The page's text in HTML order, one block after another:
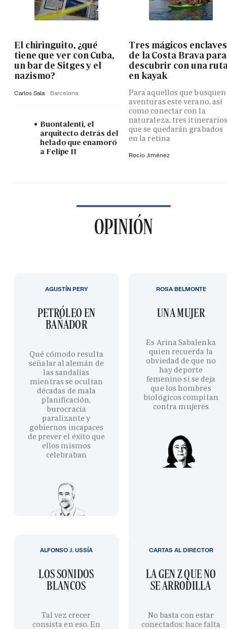
El chiringuito, ¿qué
tiene que ver con Cuba,
un bar de Sitges y el
nazismo?
Carlos Sala Barcelona
Buontalenti, el
arquitecto detrás del
helado que enamoró
a Felipe II
Tres mágicos enclaves
de la Costa Brava para
descubrir con una
en kayak
Para aquellos que busquen
aventuras este verano, así
como conectar con la
naturaleza, tres
que se quedarán grabados
en la retina
Rocío Jiménez
OPINIÓN
PETRÓLEO EN
BAÑADOR
Qué cómodo resulta
señalar al alemán de
las sandalias
mientras se ocultan
décadas de mala
planificación,
burocracia
paralizante y
gobiernos incapaces
de prever el éxito que
ellos mismos
celebraban
AGUSTÍN PERY
UNA MUJER
Es Arina Sabalenka
quien recuerda la
obviedad de que no
hay deporte
femenino si se deja
que los hombres
biológicos compitan
contra mujeres
ROSA BELMONTE
LOS SONIDOS
BLANCOS
Tal vez crecer
consista en eso. En
ALFONSO J. USSÍA
LA GEN Z QUE NO
SE ARRODILLA
No basta con estar
conectados; hace falta
CARTAS AL DIRECTOR